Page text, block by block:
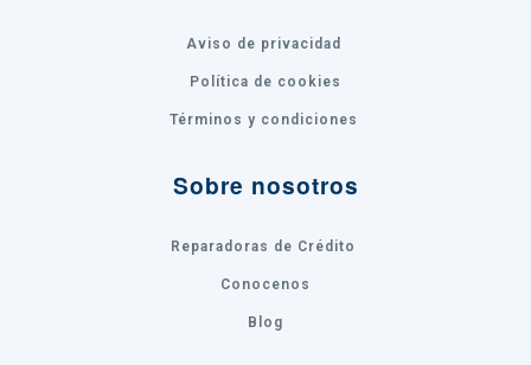
Aviso de privacidad
Política de cookies
Términos y condiciones
Sobre nosotros
Reparadoras de Crédito
Conocenos
Blog